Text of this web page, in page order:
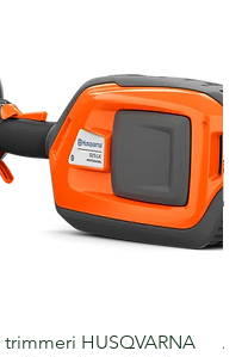
HUSQVARNA